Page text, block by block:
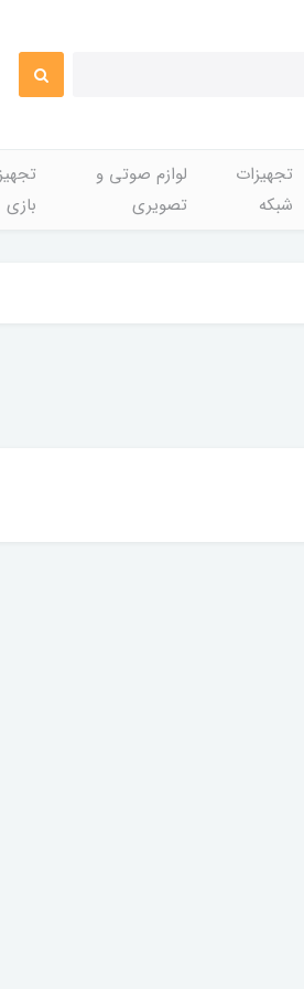
تجهیزات
شبکه
لوازم صوتی و
تصویری
بازی